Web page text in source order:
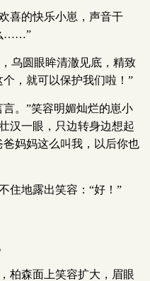
喜的快乐小崽，声音干
……”
乌圆眼眸清澈见底，精致
，就可以保护我们啦！”
。”笑容明媚灿烂的崽小
汉一眼，只边转身边想起
妈妈这么叫我，以后你也
住地露出笑容：“好！”
柏森面上笑容扩大，眉眼